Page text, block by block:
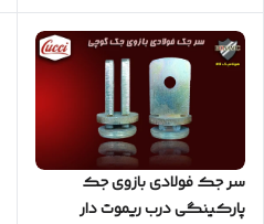
سر جک فولادی بازوی جک
پارکینگی درب ریموت دار